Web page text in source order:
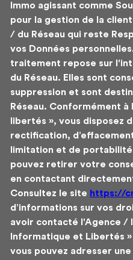
Immo agissant comme
pour la gestion de la
/ du Réseau qui reste
vos Données
traitement repose sur
du Réseau. Elles sont
suppression et sont
Réseau. Conformément
libertés », vous disposez
rectification,
limitation et de portabilité
pouvez retirer votre
en contactant
Consultez le site https://
d’informations sur vos
avoir contacté l'Agence /
Informatique et Libertés
vous pouvez adresser